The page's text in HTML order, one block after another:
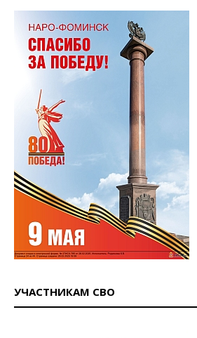
УЧАСТНИКАМ СВО